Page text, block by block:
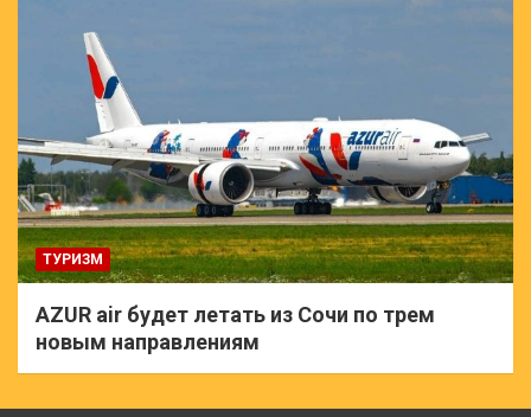
ТУРИЗМ
AZUR air будет летать из Сочи по трем
новым направлениям